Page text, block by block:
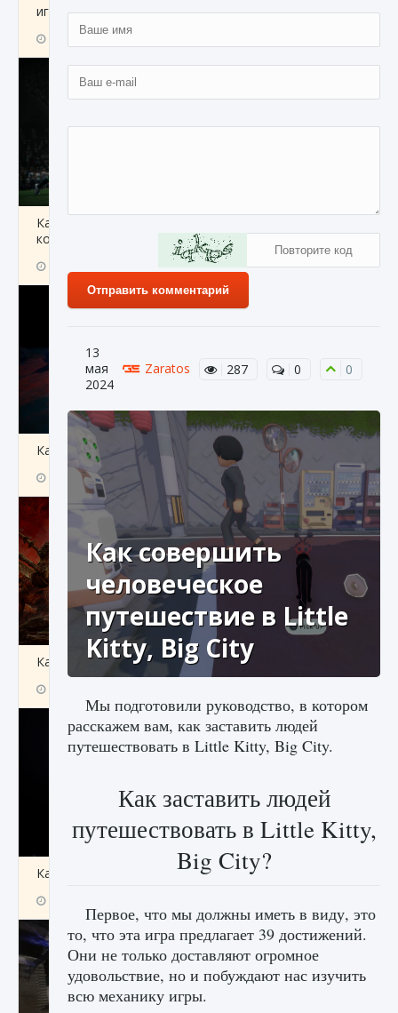
игре Creatures of Ava
9 августа 2024
Как исправить ошибку EA FC 25 beta,
которая не работает
1 370 0 0
Как создавать предметы в Creatures of Ava
9 августа 2024 1 266 0
Как найти Гробницу Изгоев в Diablo 4
Как получить Thunder Egg в Stardew Valley
Отправить комментарий
13
мая
2024
Zaratos 287 0 0
Как совершить
человеческое
путешествие в Little
Kitty, Big City
Мы подготовили руководство, в котором
расскажем вам, как заставить людей
путешествовать в Little Kitty, Big City.
Как заставить людей
путешествовать в Little Kitty,
Big City?
Первое, что мы должны иметь в виду, это
то, что эта игра предлагает 39 достижений.
Они не только доставляют огромное
удовольствие, но и побуждают нас изучить
всю механику игры.